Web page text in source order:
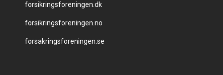
Footer
menu
forsikringsforeningen.dk
forsikringsforeningen.no
forsakringsforeningen.se